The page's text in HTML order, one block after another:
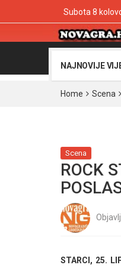
Subota 8
NAJNOVIJE
Home Scena
Scena
ROCK
STARCI, 25.